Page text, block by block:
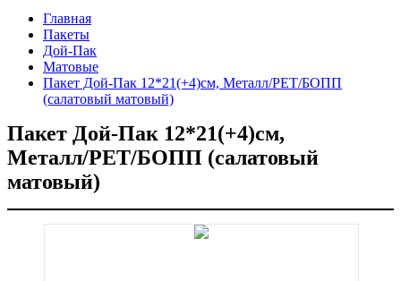
Главная
Пакеты
Дой-Пак
Матовые
Пакет Дой-Пак 12*21(+4)см, Металл/PET/БОПП
(салатовый матовый)
Пакет Дой-Пак 12*21(+4)см,
Металл/PET/БОПП (салатовый
матовый)